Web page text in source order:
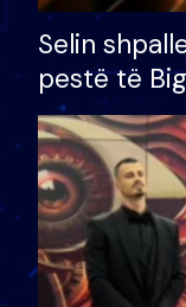
Selin
pestë të
çmimin e